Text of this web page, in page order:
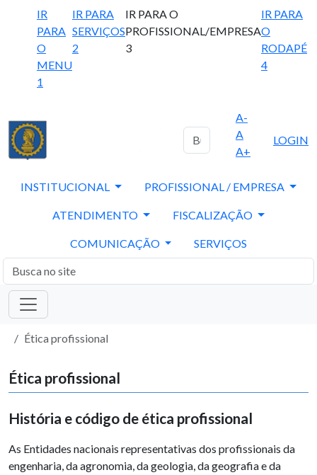
IR
PARA
O
MENU
1
IR PARA
SERVIÇOS
2
IR PARA O
PROFISSIONAL/EMPRESA
3
IR PARA
O
RODAPÉ
4
A-
A
A+
LOGIN
INSTITUCIONAL PROFISSIONAL / EMPRESA
ATENDIMENTO FISCALIZAÇÃO
COMUNICAÇÃO SERVIÇOS
Ética profissional
Ética profissional
História e código de ética profissional
As Entidades nacionais representativas dos profissionais da
engenharia, da agronomia, da geologia, da geografia e da